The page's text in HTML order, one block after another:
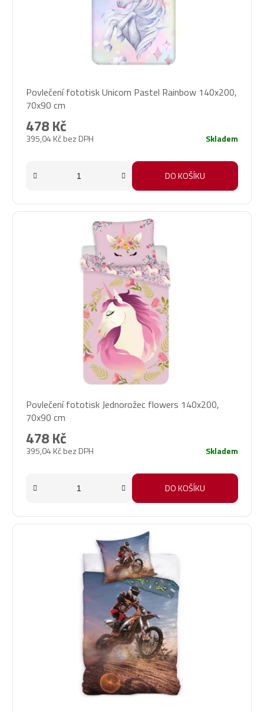
Povlečení fototisk Unicorn Pastel Rainbow 140x200,
70x90 cm
395,04 Kč bez DPH
478 Kč
Skladem
DO KOŠÍKU
Povlečení fototisk Jednorožec flowers 140x200,
70x90 cm
395,04 Kč bez DPH
478 Kč
Skladem
DO KOŠÍKU